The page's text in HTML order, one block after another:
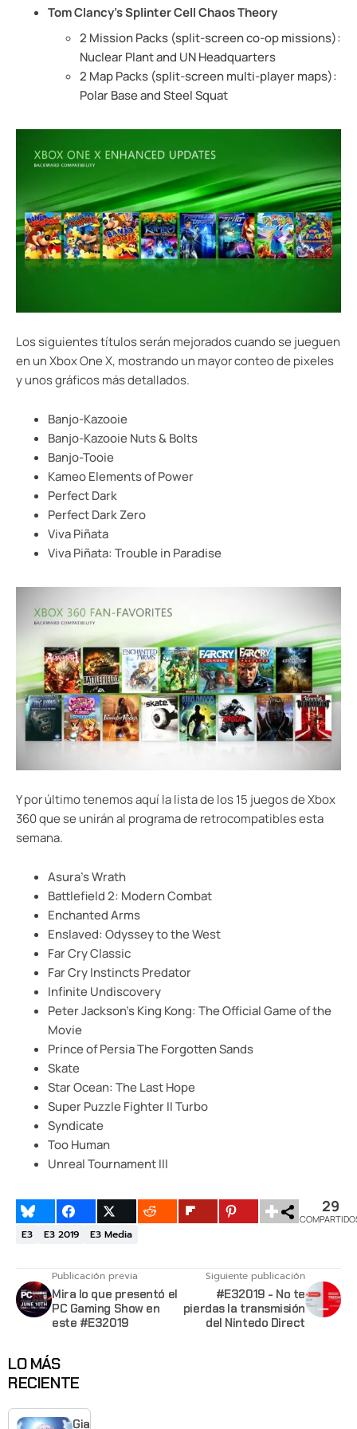
Tom Clancy’s Splinter Cell Chaos Theory
2 Mission Packs (split-screen co-op missions):
Nuclear Plant and UN Headquarters
2 Map Packs (split-screen multi-player maps):
Polar Base and Steel Squat
Los siguientes títulos serán mejorados cuando se jueguen
en un Xbox One X, mostrando un mayor conteo de pixeles
y unos gráficos más detallados.
Banjo-Kazooie
Banjo-Kazooie Nuts & Bolts
Banjo-Tooie
Kameo Elements of Power
Perfect Dark
Perfect Dark Zero
Viva Piñata
Viva Piñata: Trouble in Paradise
Y por último tenemos aquí la lista de los 15 juegos de Xbox
360 que se unirán al programa de retrocompatibles esta
semana.
Asura’s Wrath
Battlefield 2: Modern Combat
Enchanted Arms
Enslaved: Odyssey to the West
Far Cry Classic
Far Cry Instincts Predator
Infinite Undiscovery
Peter Jackson’s King Kong: The Official Game of the
Movie
Prince of Persia The Forgotten Sands
Skate
Star Ocean: The Last Hope
Super Puzzle Fighter II Turbo
Syndicate
Too Human
Unreal Tournament III
29
E3 E3 2019 E3 Media
Publicación previa
Mira lo que presentó el
PC Gaming Show en
este #E32019
Siguiente publicación
#E32019 - No te
pierdas la transmisión
del Nintedo Direct
LO MÁS
RECIENTE
Giant